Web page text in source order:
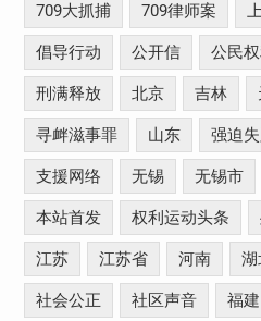
709大抓捕 709律师案
倡导行动 公开信 公民权
刑满释放 北京 吉林
寻衅滋事罪 山东 强迫
支援网络 无锡 无锡市
本站首发 权利运动头条
江苏 江苏省 河南 湖
社会公正 社区声音 福建